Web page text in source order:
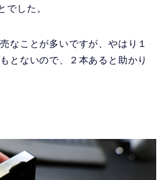
でした。
なことが多いですが、やはり１
とないので、２本あると助かり